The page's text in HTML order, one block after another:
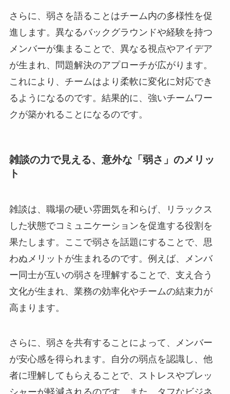
さらに、弱さを語ることはチーム内の多様性を促
進します。異なるバックグラウンドや経験を持つ
メンバーが集まることで、異なる視点やアイデア
が生まれ、問題解決のアプローチが広がります。
これにより、チームはより柔軟に変化に対応でき
るようになるのです。結果的に、強いチームワー
クが築かれることになるのです。
雑談の力で見える、意外な「弱さ」のメリッ
ト
雑談は、職場の硬い雰囲気を和らげ、リラックス
した状態でコミュニケーションを促進する役割を
果たします。ここで弱さを話題にすることで、思
わぬメリットが生まれるのです。例えば、メンバ
ー同士が互いの弱さを理解することで、支え合う
文化が生まれ、業務の効率化やチームの結束力が
高まります。
さらに、弱さを共有することによって、メンバー
が安心感を得られます。自分の弱点を認識し、他
者に理解してもらえることで、ストレスやプレッ
シャーが軽減されるのです。また、タフなビジネ